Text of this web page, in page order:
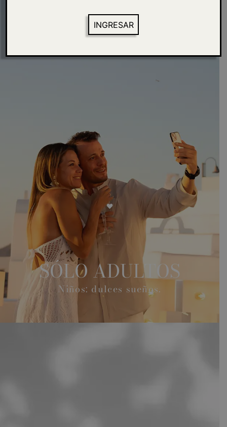
SÓLO ADULTOS
Niños: dulces sueños.
INGRESAR